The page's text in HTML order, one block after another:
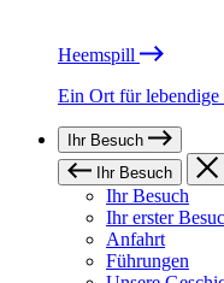
Heemspill
Ein Ort für lebendige
Ihr Besuch
Ihr Besuch
Ihr Besuch
Ihr erster
Anfahrt
Führungen